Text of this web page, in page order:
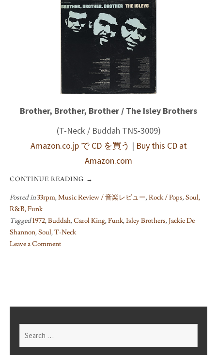
Brother, Brother, Brother / The Isley Brothers
(T-Neck / Buddah TNS-3009)
Amazon.co.jp で CD を買う | Buy this CD at
Amazon.com
CONTINUE READING →
Posted in33rpm,Music Review / 音楽レビュー,Rock / Pops,Soul,
R&B, Funk
Tagged1972,Buddah,Carol King,Funk,Isley Brothers,Jackie De
Shannon,Soul,T-Neck
Leave a Comment
Isley
Brothers
for: